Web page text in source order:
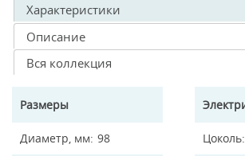
Характеристики
Описание
Вся коллекция
Размеры
Диаметр, мм 98 Цоколь